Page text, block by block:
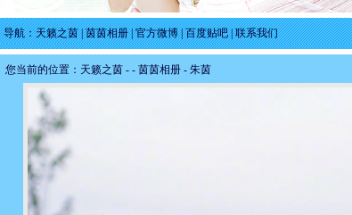
导航：天籁之茵|茵茵相册|官方微博|百度贴吧|联系我们
您当前的位置： 天籁之茵 - - 茵茵相册 - 朱茵